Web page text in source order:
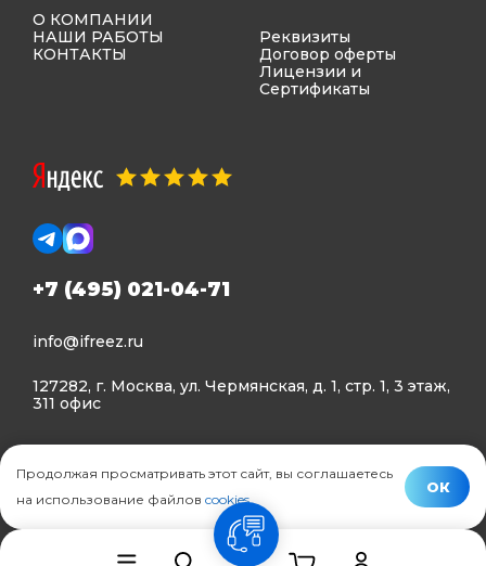
О КОМПАНИИ
НАШИ РАБОТЫ
КОНТАКТЫ
Реквизиты
Договор оферты
Лицензии и
Сертификаты
+7 (495) 021-04-71
info@ifreez.ru
127282, г. Москва, ул. Чермянская, д. 1, стр. 1, 3 этаж,
311 офис
Политика конфиденциальности
© Ifreez - продажа и установка климатической техники,
связь
Продолжая просматривать этот сайт, вы соглашаетесь
на использование файлов cookies.
ОК